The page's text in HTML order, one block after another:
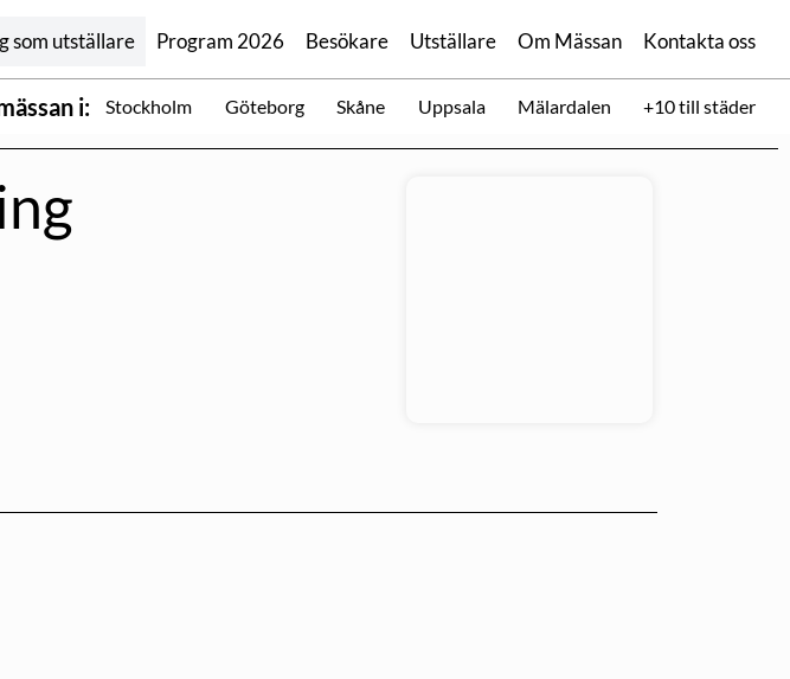
som utställare Program 2026 Besökare Utställare Om Mässan Kontakta oss
i: Stockholm Göteborg Skåne Uppsala Mälardalen +10 till städer